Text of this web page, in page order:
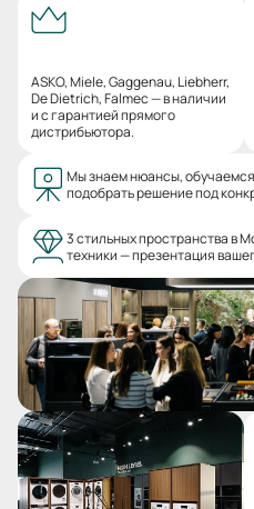
ASKO, Miele, Gaggenau, Liebherr,
De Dietrich, Falmec — в наличии
и с гарантией прямого
дистрибьютора.
Мы знаем нюансы,
подобрать решение под
3 стильных пространства в
техники — презентация